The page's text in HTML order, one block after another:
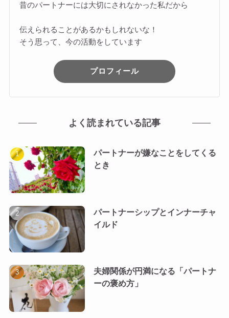
昔のパートナーには大切にされなかった私だから
伝えられることがあるかもしれないな！
そう思って、今の活動をしています
プロフィール
よく読まれている記事
パートナーが嫌なことをしてくる
とき
パートナーシップとインナーチャ
イルド
夫婦関係が円満になる「パートナ
ーの褒め方」